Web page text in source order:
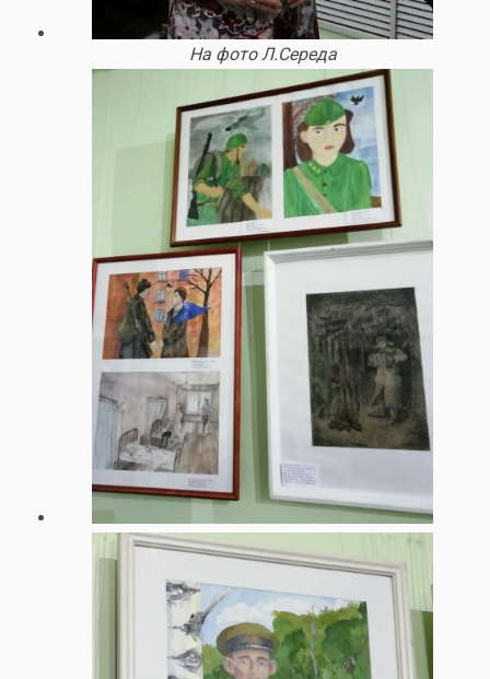
На фото Л.Середа